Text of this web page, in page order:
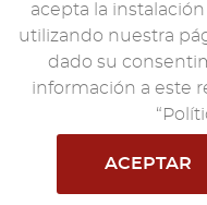
acepta la
utilizando nuestra
dado su
información a este
ACEPTAR